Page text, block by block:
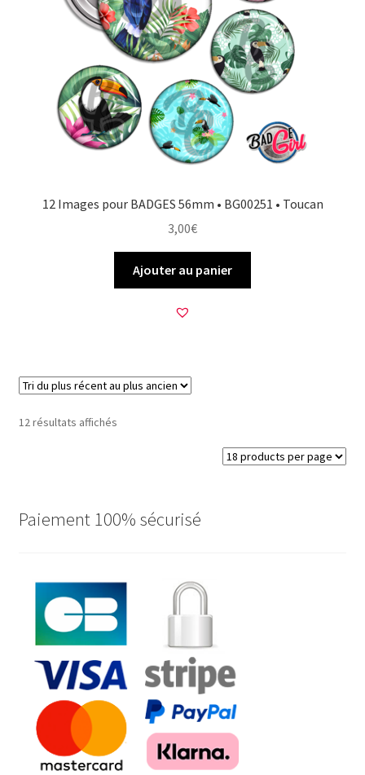
12 Images pour BADGES 56mm • BG00251 • Toucan
3,00€
Ajouter au panier
12 résultats affichésTrié
plus
ancien
Paiement 100% sécurisé